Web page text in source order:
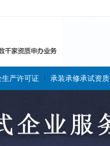
生产许可证 承装承修承试资质